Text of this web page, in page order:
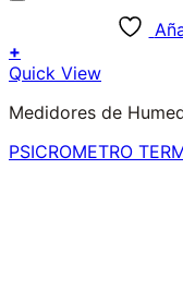
+
Quick View
Medidores de
PSICROMETRO